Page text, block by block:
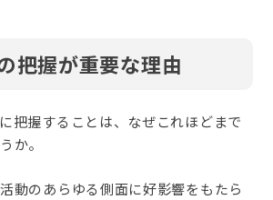
把握が重要な理由
把握することは、なぜこれほどまで
か。
動のあらゆる側面に好影響をもたら